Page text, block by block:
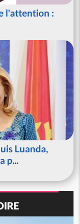
l'attention :
Luanda,
p...